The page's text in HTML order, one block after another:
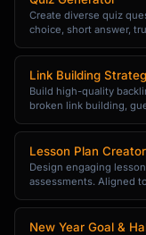
## Email/
**Subject**:
[Full email
---
## Script
### Casual
"[More
Create diverse quiz
choice, short answer,
Link Building
Build high-quality
broken link building,
Lesson Plan Creator
Design engaging
assessments. Aligned
New Year Goal &